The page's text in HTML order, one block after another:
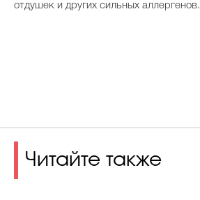
отдушек и других сильных аллергенов.
Читайте также